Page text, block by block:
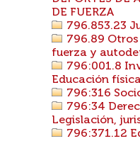
DE FUERZA
796.853.23
796.89
fuerza y
796:001.8
Educación
796:316
796:34
Legislación,
796:371.12